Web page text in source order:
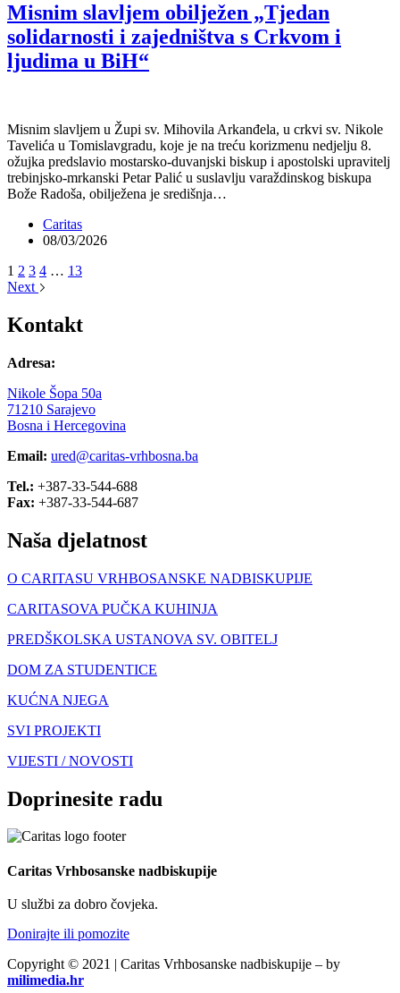
Misnim slavljem obilježen „Tjedan
solidarnosti i zajedništva s Crkvom i
ljudima u BiH“
Misnim slavljem u Župi sv. Mihovila Arkanđela, u crkvi sv. Nikole
Tavelića u Tomislavgradu, koje je na treću korizmenu nedjelju 8.
ožujka predslavio mostarsko-duvanjski biskup i apostolski upravitelj
trebinjsko-mrkanski Petar Palić u suslavlju varaždinskog biskupa
Bože Radoša, obilježena je središnja…
Caritas
08/03/2026
1 2 3 4 … 13
Next
Kontakt
Adresa:
Nikole Šopa 50a
71210 Sarajevo
Bosna i Hercegovina
Email: ured@caritas-vrhbosna.ba
Tel.: +387-33-544-688
Fax: +387-33-544-687
Naša djelatnost
O CARITASU VRHBOSANSKE NADBISKUPIJE
CARITASOVA PUČKA KUHINJA
PREDŠKOLSKA USTANOVA SV. OBITELJ
DOM ZA STUDENTICE
KUĆNA NJEGA
SVI PROJEKTI
VIJESTI / NOVOSTI
Doprinesite radu
Caritas Vrhbosanske nadbiskupije
U službi za dobro čovjeka.
Donirajte ili pomozite
Copyright © 2021 | Caritas Vrhbosanske nadbiskupije – by
milimedia.hr